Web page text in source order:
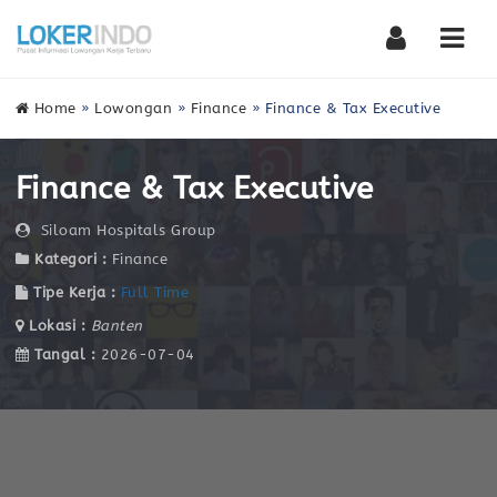
Home » Lowongan » Finance » Finance & Tax Executive
Finance & Tax Executive
Siloam Hospitals Group
Kategori : Finance
Tipe Kerja : Full Time
Lokasi : Banten
Tangal : 2026-07-04